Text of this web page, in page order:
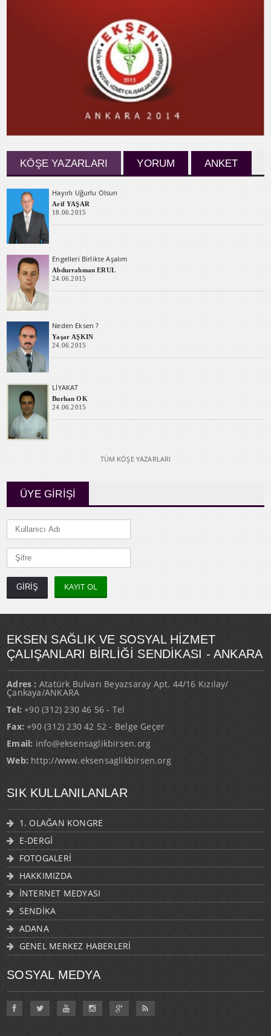
KÖŞE YAZARLARI YORUM ANKET
Hayırlı Uğurlu Olsun
Arif YAŞAR
18.06.2015
Engelleri Birlikte Aşalım
Abdurrahman ERUL
24.06.2015
Neden Eksen ?
Yaşar AŞKIN
24.06.2015
LİYAKAT
Burhan OK
24.06.2015
TÜM KÖŞE YAZARLARI
ÜYE GİRİŞİ
KAYIT OL
EKSEN SAĞLIK VE SOSYAL HİZMET
ÇALIŞANLARI BİRLİĞİ SENDİKASI - ANKARA
Adres : Atatürk Bulvarı Beyazsaray Apt. 44/16 Kızılay/
Çankaya/ANKARA
Tel: +90 (312) 230 46 56 - Tel
Fax: +90 (312) 230 42 52 - Belge Geçer
Email: info@eksensaglikbirsen.org
Web: http://www.eksensaglikbirsen.org
SIK KULLANILANLAR
1. OLAĞAN KONGRE
E-DERGİ
FOTOGALERİ
HAKKIMIZDA
İNTERNET MEDYASI
SENDİKA
ADANA
GENEL MERKEZ HABERLERİ
SOSYAL MEDYA